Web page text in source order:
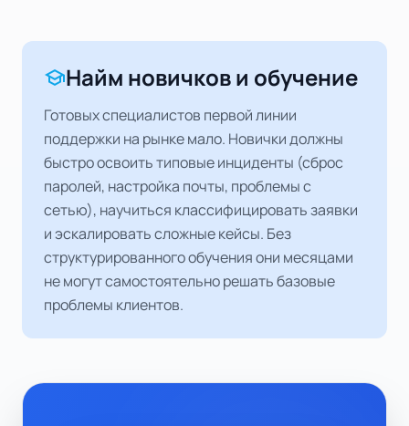
schoolНайм новичков и обучение
Готовых специалистов первой линии
поддержки на рынке мало. Новички должны
быстро освоить типовые инциденты (сброс
паролей, настройка почты, проблемы с
сетью), научиться классифицировать заявки
и эскалировать сложные кейсы. Без
структурированного обучения они месяцами
не могут самостоятельно решать базовые
проблемы клиентов.